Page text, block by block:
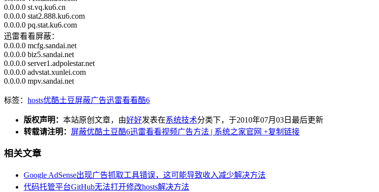
0.0.0.0 st.vq.ku6.cn
0.0.0.0 stat2.888.ku6.com
0.0.0.0 pq.stat.ku6.com
迅雷看看屏蔽：
0.0.0.0 mcfg.sandai.net
0.0.0.0 biz5.sandai.net
0.0.0.0 server1.adpolestar.net
0.0.0.0 advstat.xunlei.com
0.0.0.0 mpv.sandai.net
标签： hosts优酷土豆屏蔽广告迅雷看看酷6
版权声明： 本站原创文章，由好好发表在系统技术分类下，于2010年07月03日最后更新
转载请注明： 屏蔽优酷土豆酷6迅雷看看视频广告方法 | 系统之家官网 +复制链接
相关文章
Google AdSense出现广告抓取工具错误，这可能导致收入减少解决方法
代码托管平台GitHub无法打开修改hosts解决方法